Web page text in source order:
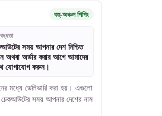
বহু-অঞ্চল শিপিং
সময় আপনার দেশ নিশ্চিত
অথবা অর্ডার করার আগে আমাদের
যোগাযোগ করুন।
মধ্যে ডেলিভারি করা হয়। এগুলো
চেকআউটের সময় আপনার দেশের নাম